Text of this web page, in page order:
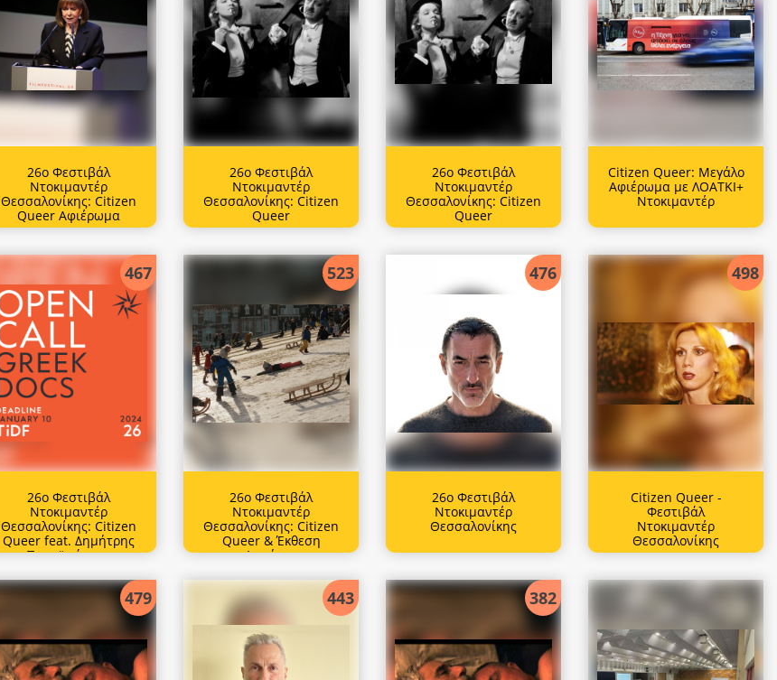
26ο Φεστιβάλ
Ντοκιμαντέρ
Θεσσαλονίκης: Citizen
Queer Αφιέρωμα
26ο Φεστιβάλ
Ντοκιμαντέρ
Θεσσαλονίκης: Citizen
Queer
26ο Φεστιβάλ
Ντοκιμαντέρ
Θεσσαλονίκης: Citizen
Queer
Citizen Queer: Μεγάλο
Αφιέρωμα με ΛΟΑΤΚΙ+
Ντοκιμαντέρ
467
26ο Φεστιβάλ
Ντοκιμαντέρ
Θεσσαλονίκης: Citizen
Queer feat. Δημήτρης
Παπαϊωάννου
523
26ο Φεστιβάλ
Ντοκιμαντέρ
Θεσσαλονίκης: Citizen
Queer & Έκθεση
Δημήτρη
476
26ο Φεστιβάλ
Ντοκιμαντέρ
Θεσσαλονίκης
498
Citizen Queer -
Φεστιβάλ
Ντοκιμαντέρ
Θεσσαλονίκης
479 443 382